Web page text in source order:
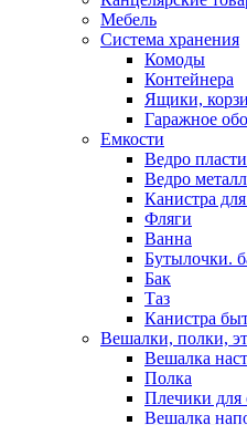
Мебель
Система хранения
Комоды
Контейнера
Ящики,
Гаражное
Емкости
Ведро
Ведро металл
Канистра
Фляги
Ванна
Бутылочки.
Бак
Таз
Канистра
Вешалки, полки,
Вешалка
Полка
Плечики
Вешалка